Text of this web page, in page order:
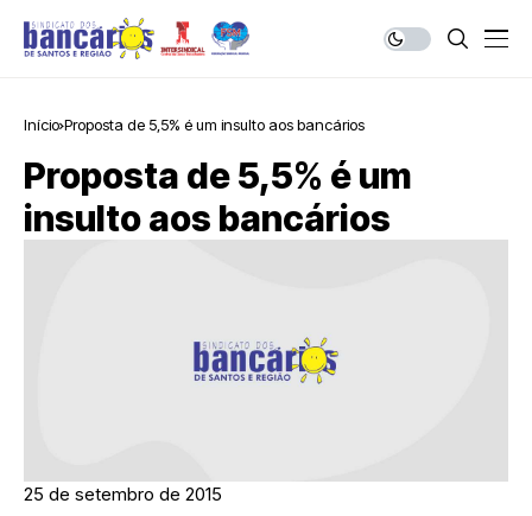
Início Proposta de 5,5% é um insulto aos bancários
Proposta de 5,5% é um
insulto aos bancários
25 de setembro de 2015